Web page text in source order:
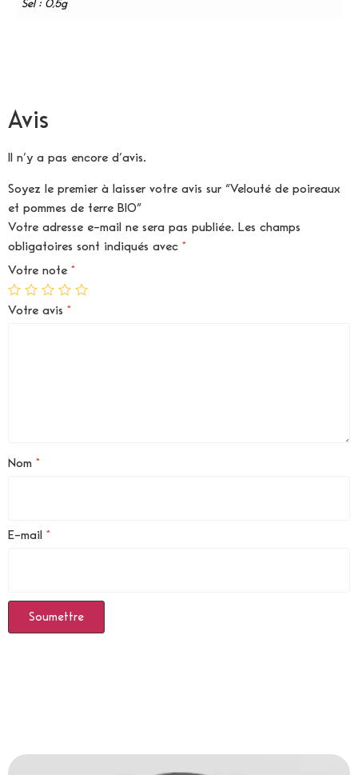
Sel : 0,5g
Avis
Il n’y a pas encore d’avis.
Soyez le premier à laisser votre avis sur “Velouté de poireaux
et pommes de terre BIO”
Votre adresse e-mail ne sera pas publiée. Les champs
obligatoires sont indiqués avec *
Votre note *
Votre avis *
Nom *
E-mail *